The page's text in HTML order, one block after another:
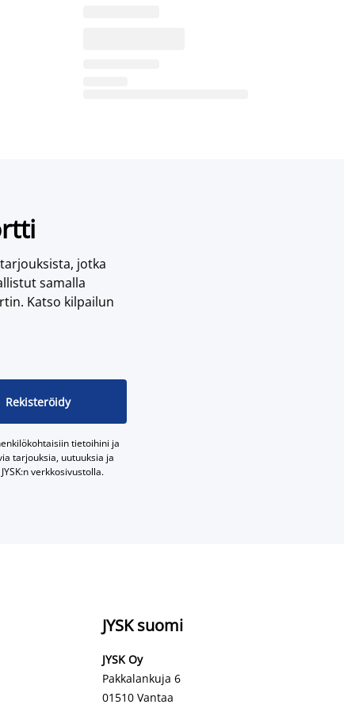
jotka
samalla
Katso kilpailun
Rekisteröidy
tietoihini ja
tarjouksia, uutuuksia ja
verkkosivustolla.
JYSK suomi
JYSK Oy
Pakkalankuja 6
01510 Vantaa